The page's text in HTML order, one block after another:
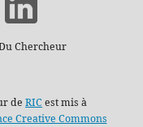
Chercheur
de RIC est mis à
Creative Commons